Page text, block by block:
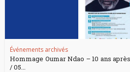
Événements archivés
Hommage Oumar Ndao – 10 ans
/ 05...